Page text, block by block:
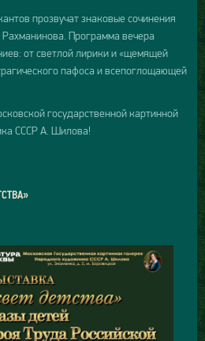
прозвучат знаковые сочинения
Программа вечера
от светлой лирики и «щемящей
пафоса и всепоглощающей
государственной картинной
СССР А. Шилова!